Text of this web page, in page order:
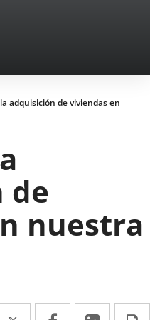
adquisición de viviendas en
de
nuestra
Twitter
Enlace Facebook
EnlaceEnlace